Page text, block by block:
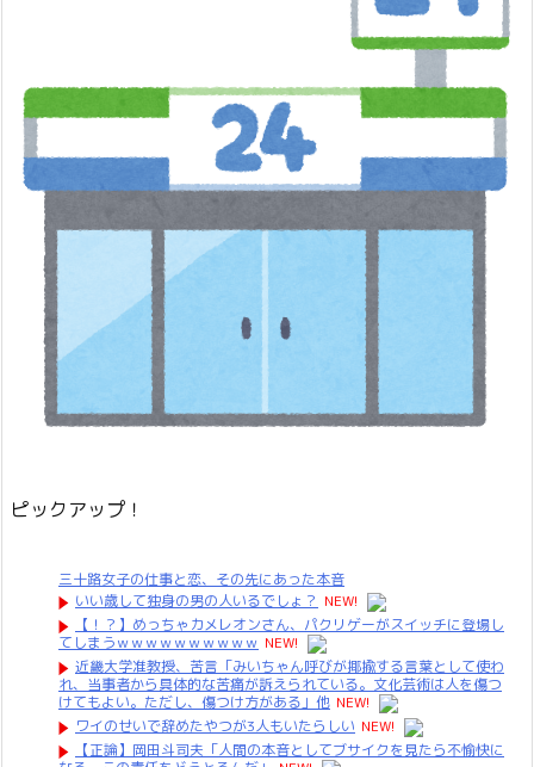
ピックアップ！
三十路女子の仕事と恋、その先にあった本音
いい歳して独身の男の人いるでしょ？ NEW!
【！？】めっちゃカメレオンさん、パクリゲーがスイッチに登場し
てしまうｗｗｗｗｗｗｗｗｗｗ NEW!
近畿大学准教授、苦言「みいちゃん呼びが揶揄する言葉として使わ
れ、当事者から具体的な苦痛が訴えられている。文化芸術は人を傷つ
けてもよい。ただし、傷つけ方がある」他 NEW!
ワイのせいで辞めたやつが3人もいたらしい NEW!
【正論】岡田斗司夫「人間の本音としてブサイクを見たら不愉快に